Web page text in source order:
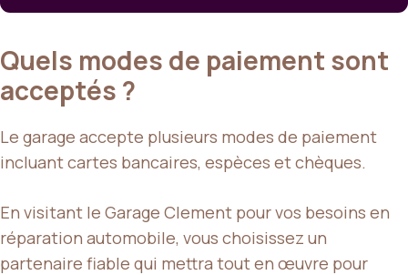
Quels modes de paiement sont
acceptés ?
Le garage accepte plusieurs modes de paiement
incluant cartes bancaires, espèces et chèques.
En visitant le Garage Clement pour vos besoins en
réparation automobile, vous choisissez un
partenaire fiable qui mettra tout en œuvre pour